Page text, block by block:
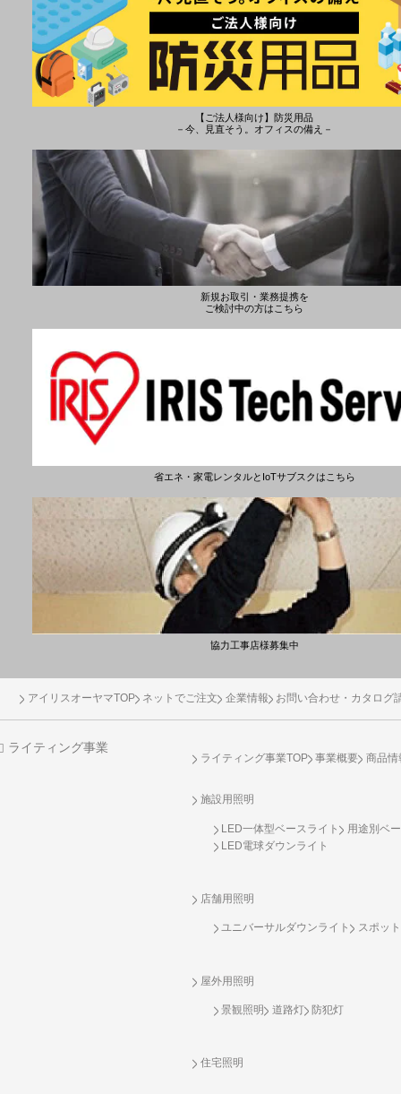
【ご法人様向け】防災用品
－今、見直そう。オフィスの備え－
新規お取引・業務提携を
ご検討中の方はこちら
省エネ・家電レンタルとIoTサブスクはこちら
協力工事店様募集中
アイリスオーヤマTOP ネットでご注文 企業情報 お問い合わせ・カタログ
ライティング事業
ライティング事業TOP 事業概要 商品情
施設用照明
LED一体型ベースライト
用途別ベ
LED電球ダウンライト
店舗用照明
ユニバーサルダウンライト スポッ
屋外用照明
景観照明 道路灯 防犯灯
住宅照明